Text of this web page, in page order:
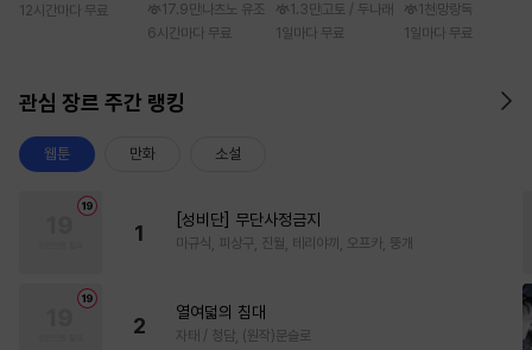
12시간마다 무료
17.9만 나츠노 유조
6시간마다 무료
1.3만 고토 / 두나래
1일마다 무료
1천 망랑독
1일마다 무료
관심 장르 주간 랭킹
웹툰 만화 소설
1
[성비단] 무단사정금지
마규식, 피상구, 진월, 테리야끼, 오프카, 뚱개
2
열여덟의 침대
자태 / 청담, (원작)문슬로